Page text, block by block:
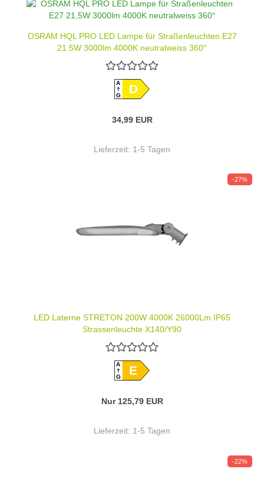
OSRAM HQL PRO LED Lampe für Straßenleuchten E27
21,5W 3000lm 4000K neutralweiss 360°
A
GD
34,99 EUR
Lieferzeit: 1-5 Tagen
-27%
LED Laterne STRETON 200W 4000K 26000Lm IP65
Strassenleuchte X140/Y90
A
GE
Nur 125,79 EUR
Lieferzeit: 1-5 Tagen
-22%